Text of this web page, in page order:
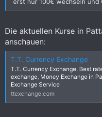
Die aktuellen Kurse in
anschauen:
T.T. Currency Exchange
T.T. Currency Exchange, Best
exchange, Money Exchange in
Exchange Service
ttexchange.com